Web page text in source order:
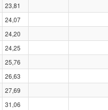
23,81
24,07
24,20
24,25
25,76
26,63
27,69
31,06